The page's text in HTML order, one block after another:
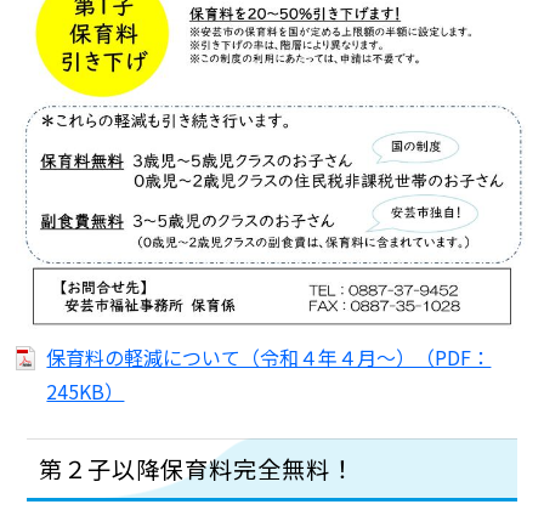
保育料の軽減について（令和４年４月～）（PDF：
245KB）
第２子以降保育料完全無料！